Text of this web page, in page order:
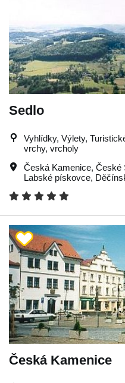
Sedlo
Vyhlídky, Výlety,
vrchy, vrcholy
Česká Kamenice, České
Labské pískovce,
Česká Kamenice